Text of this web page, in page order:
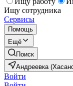
Ищу сотрудника
Сервисы
Помощь
Ещё
Поиск
Андреевка
Войти